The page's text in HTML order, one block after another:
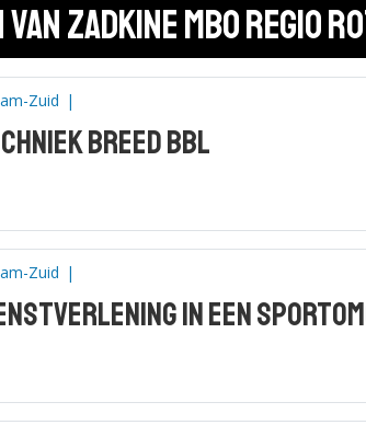
Zadkine mbo regio
Zuid |
breed BBL
Zuid |
in een